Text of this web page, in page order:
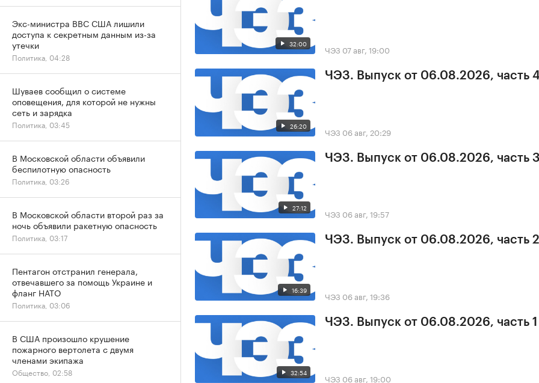
32:00 ЧЭЗ 07 авг, 19:00
26:20
ЧЭЗ. Выпуск от 06.08.2026, часть
ЧЭЗ 06 авг, 20:29
27:12
ЧЭЗ. Выпуск от 06.08.2026, часть
ЧЭЗ 06 авг, 19:57
16:39
ЧЭЗ. Выпуск от 06.08.2026, часть 2
ЧЭЗ 06 авг, 19:36
32:54
ЧЭЗ. Выпуск от 06.08.2026, часть 1
ЧЭЗ 06 авг, 19:00
Экс-министра ВВС США лишили
доступа к секретным данным из-за
утечки
Политика, 04:28
Шуваев сообщил о системе
оповещения, для которой не нужны
сеть и зарядка
Политика, 03:45
В Московской области объявили
беспилотную опасность
Политика, 03:26
В Московской области второй раз за
ночь объявили ракетную опасность
Политика, 03:17
Пентагон отстранил генерала,
отвечавшего за помощь Украине и
фланг НАТО
Политика, 03:06
В США произошло крушение
пожарного вертолета с двумя
членами экипажа
Общество, 02:58